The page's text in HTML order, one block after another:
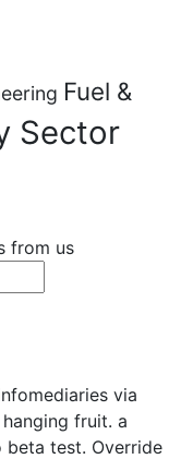
Fuel &
Sector
from us
via
fruit. a
test. Override